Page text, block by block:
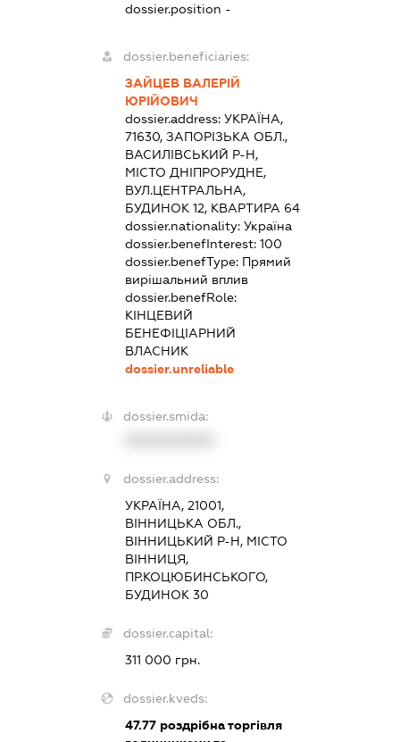
dossier.position -
dossier.beneficiaries:
ЗАЙЦЕВ ВАЛЕРІЙ
ЮРІЙОВИЧ
dossier.address: УКРАЇНА,
71630, ЗАПОРІЗЬКА ОБЛ.,
ВАСИЛІВСЬКИЙ Р-Н,
МІСТО ДНІПРОРУДНЕ,
ВУЛ.ЦЕНТРАЛЬНА,
БУДИНОК 12, КВАРТИРА 64
dossier.nationality: Україна
dossier.benefInterest: 100
dossier.benefType: Прямий
вирішальний вплив
dossier.benefRole:
КІНЦЕВИЙ
БЕНЕФІЦІАРНИЙ
ВЛАСНИК
dossier.unreliable
dossier.smida:
dossier.address:
УКРАЇНА, 21001,
ВІННИЦЬКА ОБЛ.,
ВІННИЦЬКИЙ Р-Н, МІСТО
ВІННИЦЯ,
ПР.КОЦЮБИНСЬКОГО,
БУДИНОК 30
dossier.capital:
311 000 грн.
dossier.kveds:
47.77роздрібна торгівля